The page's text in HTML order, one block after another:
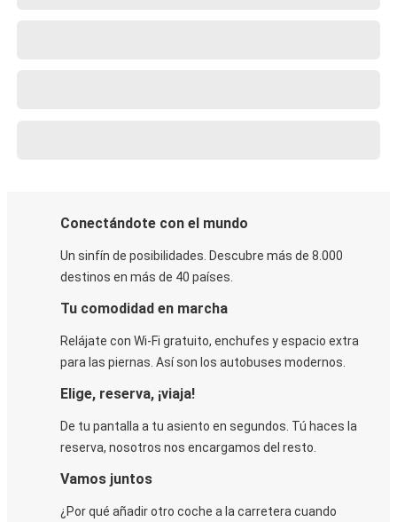
Conectándote con el mundo
Un sinfín de posibilidades. Descubre más de 8.000
destinos en más de 40 países.
Tu comodidad en marcha
Relájate con Wi-Fi gratuito, enchufes y espacio extra
para las piernas. Así son los autobuses modernos.
Elige, reserva, ¡viaja!
De tu pantalla a tu asiento en segundos. Tú haces la
reserva, nosotros nos encargamos del resto.
Vamos juntos
¿Por qué añadir otro coche a la carretera cuando